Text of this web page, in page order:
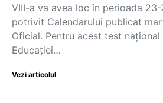
VIII-a va avea loc în perioada
potrivit Calendarului publicat
Oficial. Pentru acest test național
Educației…
Vezi articolul